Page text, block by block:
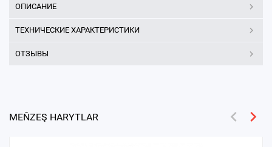
ОПИСАНИЕ
ТЕХНИЧЕСКИЕ ХАРАКТЕРИСТИКИ
ОТЗЫВЫ
MEŇZEŞ HARYTLAR